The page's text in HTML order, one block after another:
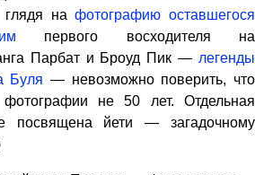
глядя нафотографию оставшегося
первого восходителя на
Парбат и Броуд Пик — легенды
Буля — невозможно поверить, что
не 50 лет. Отдельная
посвящена йети — загадочному